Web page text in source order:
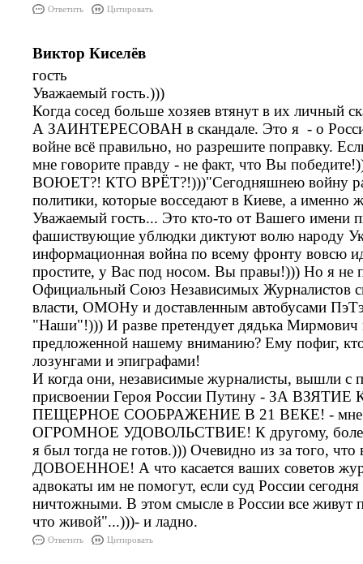
Ответить Цитировать
Виктор Киселёв
гость
Уважаемый гость.)))
Когда сосед больше хозяев втянут в их личный
А ЗАИНТЕРЕСОВАН в скандале. Это я - о
войне всё правильно, но разрешите поправку.
мне говорите правду - не факт, что Вы
ВОЮЕТ?! КТО ВРЁТ?!)))"Сегодняшнею войну
политики, которые восседают в Киеве, а именно
Уважаемый гость... Это кто-то от Вашего имени
фашиствующие ублюдки диктуют волю народу
информационная война по всему фронту вовсю
простите, у Вас под носом. Вы правы!))) Но я не
Официальный Союз Независимых Журналистов
власти, ОМОНу и доставленным автобусами
"Наши"!))) И разве претендует дядька Мирмович
предложенной нашему вниманию? Ему пофиг,
лозунгами и
И когда они, независимые журналисты, вышли с
присвоении Героя России Путину - ЗА
ПЕЩЕРНОЕ СООБРАЖЕНИЕ В 21 ВЕКЕ! - мне
ОГРОМНОЕ УДОВОЛЬСТВИЕ! К другому, более
я был тогда не готов.))) Очевидно из за того,
ДОВОЕННОЕ! А что касается ваших советов
адвокаты им не помогут, если суд России
ничтожными. В этом смысле в России все
что живой"...)))- и ладно.
Ответить Цитировать